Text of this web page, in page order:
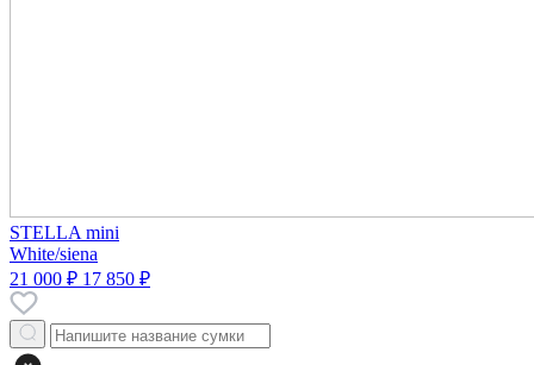
STELLA mini
White/siena
21 000 ₽ 17 850 ₽